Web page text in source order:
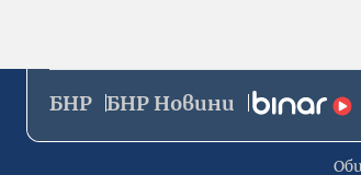
БНР БНР Новини